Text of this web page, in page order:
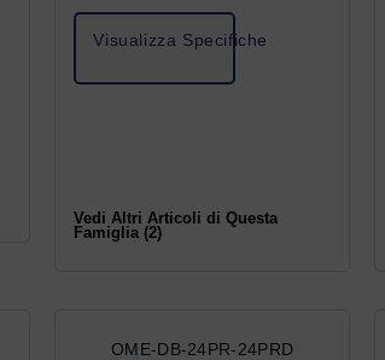
Visualizza Specifiche
Vedi Altri Articoli di Questa
Famiglia (2)
OME-DB-24PR-24PRD